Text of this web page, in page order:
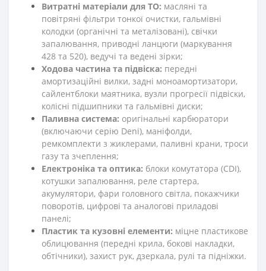
Витратні матеріали для ТО: масляні та
повітряні фільтри тонкої очистки, гальмівні
колодки (органічні та металізовані), свічки
запалювання, приводні ланцюги (маркування
428 та 520), ведучі та ведені зірки;
Ходова частина та підвіска: передні
амортизаційні вилки, задні моноамортизатори,
сайлентблоки маятника, вузли прогресії підвіски,
колісні підшипники та гальмівні диски;
Паливна система: оригінальні карбюратори
(включаючи серію Deni), маніфолди,
ремкомплекти з жиклерами, паливні крани, троси
газу та зчеплення;
Електроніка та оптика: блоки комутатора (CDI),
котушки запалювання, реле стартера,
акумулятори, фари головного світла, покажчики
поворотів, цифрові та аналогові приладові
панелі;
Пластик та кузовні елементи: міцне пластикове
облицювання (передні крила, бокові накладки,
обтічники), захист рук, дзеркала, рулі та підніжки.